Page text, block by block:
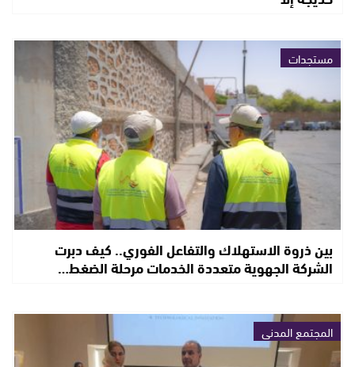
مستجدات
بين ذروة الاستهلاك والتفاعل الفوري.. كيف دبرت
الشركة الجهوية متعددة الخدمات مرحلة الضغط…
المجتمع المدني